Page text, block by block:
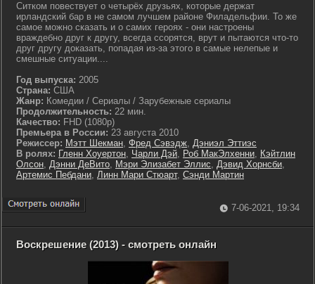
Ситком повествует о четырёх друзьях, которые держат
ирландский бар в не самом лучшем районе Филадельфии. То же
самое можно сказать и о самих героях - они настроены
враждебно друг к другу, всегда ссорятся, врут и пытаются что-то
друг другу доказать, попадая из-за этого в самые нелепые и
смешные ситуации....
Год выпуска: 2005
Страна: США
Жанр: Комедии / Сериалы / Зарубежные сериалы
Продолжительность: 22 мин.
Качество: FHD (1080p)
Премьера в России: 23 августа 2010
Режиссер: Мэтт Шекман, Фред Сэвэдж, Дэниэл Эттиэс
В ролях: Гленн Хоуертон, Чарли Дэй, Роб МакЭлхенни, Кэйтлин
Олсон, Дэнни ДеВито, Мэри Элизабет Эллис, Дэвид Хорнсби,
Артемис Пебдани, Линн Мари Стюарт, Сэнди Мартин
7-06-2021, 19:34
Воскрешение (2013) - смотреть онлайн